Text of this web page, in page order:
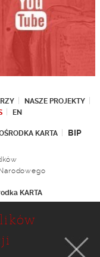
NASZE PROJEKTY
EN
KARTA BIP
KARTA